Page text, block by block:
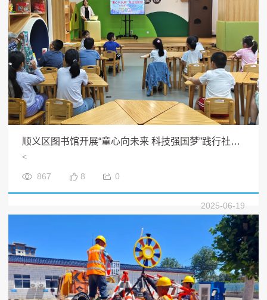
顺义区图书馆开展“童心向未来 科技强国梦”践行社会主义核心价值观主题宣教活动
<
867 8 0
2025-06-19